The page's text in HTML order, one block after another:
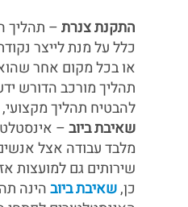
התקנת צנרת– תהליך
כלל על מנת לייצר
או בכל מקום אחר
תהליך מורכב הדורש
להבטיח תהליך
שאיבת ביוב–
מלבד עבודה אצל
שירותים גם למועצות
כן,שאיבת ביובהינה